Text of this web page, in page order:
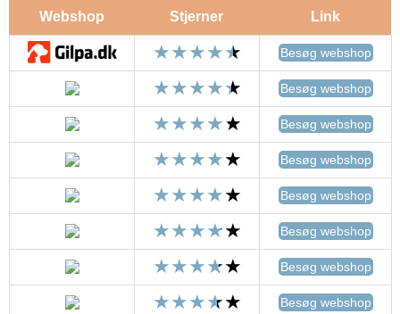
Webshop Stjerner Link
Besøg webshop
Besøg webshop
Besøg webshop
Besøg webshop
Besøg webshop
Besøg webshop
Besøg webshop
Besøg webshop